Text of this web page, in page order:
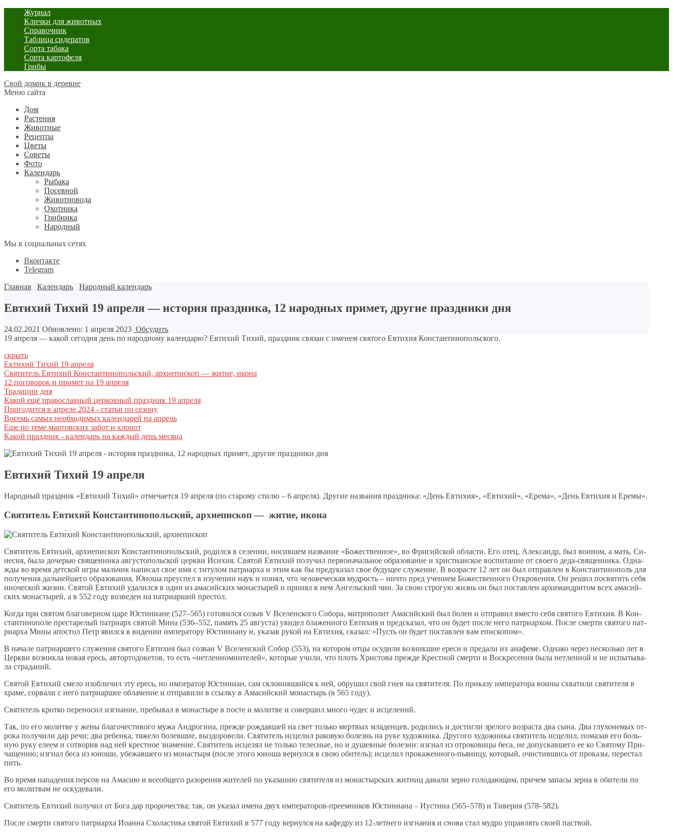
Журнал
Клички для животных
Справочник
Таблица сидератов
Сорта табака
Сорта картофеля
Грибы
Свой домик в деревне
Меню сайта
Дом
Растения
Животные
Рецепты
Цветы
Советы
Фото
Календарь
Рыбака
Посевной
Животновода
Охотника
Грибника
Народный
Мы в социальных сетях
Вконтакте
Telegram
Главная
Календарь Народный календарь
Евтихий Тихий 19 апреля — история праздника, 12 народных примет, другие праздники дня
24.02.2021 Обновлено: 1 апреля 2023 Обсудить
19 апреля — какой сегодня день по народному календарю? Евтихий Тихий, праздник связан с именем святого Евтихия Константинопольского.
скрыть
Евтихий Тихий 19 апреля
Святитель Евтихий Константинопольский, архиепископ — житие, икона
12 поговорок и примет на 19 апреля
Традиции дня
Какой ещё православный церковный праздник 19 апреля
Пригодится в апреле 2024 - статьи по сезону
Восемь самых необходимых календарей на апрель
Еще по теме мартовских забот и хлопот
Какой праздник - календарь на каждый день месяца
Евтихий Тихий 19 апреля
Народный праздник «Евтихий Тихий» отмечается 19 апреля (по старому стилю – 6 апреля). Другие названия праздника: «День Евтихия», «Евтихий», «Ерема», «День Евтихия и Еремы».
Святитель Евтихий Константинопольский, архиепископ — житие, икона
Свя­ти­тель Ев­ти­хий, ар­хи­епи­скоп Кон­стан­ти­но­поль­ский, ро­дил­ся в се­ле­нии, но­сив­шем на­зва­ние «Бо­же­ствен­ное», во Фри­гий­ской об­ла­сти. Его отец, Алек­сандр, был во­и­ном, а мать, Си­
не­сия, бы­ла до­че­рью свя­щен­ни­ка ав­гу­сто­поль­ской церк­ви Ис­и­хия. Свя­той Ев­ти­хий по­лу­чил пер­во­на­чаль­ное об­ра­зо­ва­ние и хри­сти­ан­ское вос­пи­та­ние от сво­е­го де­да-свя­щен­ни­ка. Од­на­
жды во вре­мя дет­ской иг­ры маль­чик на­пи­сал свое имя с ти­ту­лом пат­ри­ар­ха и этим как бы пре­ду­ка­зал свое бу­ду­щее слу­же­ние. В воз­расте 12 лет он был от­прав­лен в Кон­стан­ти­но­поль для
по­лу­че­ния даль­ней­ше­го об­ра­зо­ва­ния. Юно­ша пре­успел в изу­че­нии на­ук и по­нял, что че­ло­ве­че­ская муд­рость – ни­что пред уче­ни­ем Бо­же­ствен­но­го От­кро­ве­ния. Он ре­шил по­свя­тить се­бя
ино­че­ской жиз­ни. Свя­той Ев­ти­хий уда­лил­ся в один из ама­сий­ских мо­на­сты­рей и при­нял в нем Ан­гель­ский чин. За свою стро­гую жизнь он был по­став­лен ар­хи­манд­ри­том всех ама­сий­
ских мо­на­сты­рей, а в 552 го­ду воз­ве­ден на пат­ри­ар­ший пре­стол.
Ко­гда при свя­том бла­го­вер­ном ца­ре Юс­ти­ни­ане (527–565) го­то­вил­ся со­зыв V Все­лен­ско­го Со­бо­ра, мит­ро­по­лит Ама­сий­ский был бо­лен и от­пра­вил вме­сто се­бя свя­то­го Ев­ти­хия. В Кон­
стан­ти­но­по­ле пре­ста­ре­лый пат­ри­арх свя­той Ми­на (536–552, па­мять 25 ав­гу­ста) уви­дел бла­жен­но­го Ев­ти­хия и пред­ска­зал, что он бу­дет по­сле него пат­ри­ар­хом. По­сле смер­ти свя­то­го пат­
ри­ар­ха Ми­ны апо­стол Петр явил­ся в ви­де­нии им­пе­ра­то­ру Юс­ти­ни­а­ну и, ука­зав ру­кой на Ев­ти­хия, ска­зал: «Пусть он бу­дет по­став­лен вам епи­ско­пом».
В на­ча­ле пат­ри­ар­ше­го слу­же­ния свя­то­го Ев­ти­хия был со­зван V Все­лен­ский Со­бор (553), на ко­то­ром от­цы осу­ди­ли воз­ник­шие ере­си и пре­да­ли их ана­фе­ме. Од­на­ко через несколь­ко лет в
Церк­ви воз­ник­ла но­вая ересь, ав­тор­то­до­ке­тов, то есть «нетлен­ном­ни­те­лей», ко­то­рые учи­ли, что плоть Хри­сто­ва преж­де Крест­ной смер­ти и Вос­кре­се­ния бы­ла нетлен­ной и не ис­пы­ты­ва­
ла стра­да­ний.
Свя­той Ев­ти­хий сме­ло изоб­ли­чил эту ересь, но им­пе­ра­тор Юс­ти­ни­ан, сам скло­нив­ший­ся к ней, об­ру­шил свой гнев на свя­ти­те­ля. По при­ка­зу им­пе­ра­то­ра во­и­ны схва­ти­ли свя­ти­те­ля в
хра­ме, со­рва­ли с него пат­ри­ар­шее об­ла­че­ние и от­пра­ви­ли в ссыл­ку в Ама­сий­ский мо­на­стырь (в 565 го­ду).
Свя­ти­тель крот­ко пе­ре­но­сил из­гна­ние, пре­бы­вал в мо­на­сты­ре в по­сте и мо­лит­ве и со­вер­шил мно­го чу­дес и ис­це­ле­ний.
Так, по его мо­лит­ве у же­ны бла­го­че­сти­во­го му­жа Ан­дро­ги­на, преж­де рож­дав­шей на свет толь­ко мерт­вых мла­ден­цев, ро­ди­лись и до­стиг­ли зре­ло­го воз­рас­та два сы­на. Два глу­хо­не­мых от­
ро­ка по­лу­чи­ли дар ре­чи; два ре­бен­ка, тя­же­ло болев­шие, вы­здо­ро­ве­ли. Свя­ти­тель ис­це­лил ра­ко­вую бо­лезнь на ру­ке ху­дож­ни­ка. Дру­го­го ху­дож­ни­ка свя­ти­тель ис­це­лил, по­ма­зав его боль­
ную ру­ку еле­ем и со­тво­рив над ней крест­ное зна­ме­ние. Свя­ти­тель ис­це­лял не толь­ко те­лес­ные, но и ду­шев­ные бо­лез­ни: из­гнал из от­ро­ко­ви­цы бе­са, не до­пус­кав­ше­го ее ко Свя­то­му При­
ча­ще­нию; из­гнал бе­са из юно­ши, убе­жав­ше­го из мо­на­сты­ря (по­сле это­го юно­ша вер­нул­ся в свою оби­тель); ис­це­лил про­ка­жен­но­го-пья­ни­цу, ко­то­рый, очи­стив­шись от про­ка­зы, пе­ре­стал
пить.
Во вре­мя на­па­де­ния пер­сов на Ама­сию и все­об­ще­го ра­зо­ре­ния жи­те­лей по ука­за­нию свя­ти­те­ля из мо­на­стыр­ских жит­ниц да­ва­ли зер­но го­ло­да­ю­щим, при­чем за­па­сы зер­на в оби­те­ли по
его мо­лит­вам не оску­де­ва­ли.
Свя­ти­тель Ев­ти­хий по­лу­чил от Бо­га дар про­ро­че­ства; так, он ука­зал име­на двух им­пе­ра­то­ров-пре­ем­ни­ков Юс­ти­ни­а­на – Иусти­на (565–578) и Ти­ве­рия (578–582).
По­сле смер­ти свя­то­го пат­ри­ар­ха Иоан­на Схо­ла­сти­ка свя­той Ев­ти­хий в 577 го­ду вер­нул­ся на ка­фед­ру из 12-лет­не­го из­гна­ния и сно­ва стал муд­ро управ­лять сво­ей паст­вой.